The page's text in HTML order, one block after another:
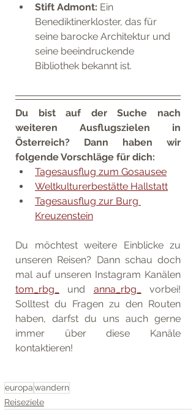
Stift Admont: Ein
Benediktinerkloster, das für
seine barocke Architektur und
seine beeindruckende
Bibliothek bekannt ist.
Du bist auf der Suche nach
weiteren Ausflugszielen in
Österreich? Dann haben wir
folgende Vorschläge für dich:
Tagesausflug zum Gosausee
Weltkulturerbestätte Hallstatt
Tagesausflug zur Burg
Kreuzenstein
Du möchtest weitere Einblicke zu
unseren Reisen? Dann schau doch
tom_rbg_
und anna_rbg_
vorbei!
Solltest du Fragen zu den Routen
haben, darfst du uns auch gerne
immer über diese Kanäle
kontaktieren!
europawandern
Reiseziele